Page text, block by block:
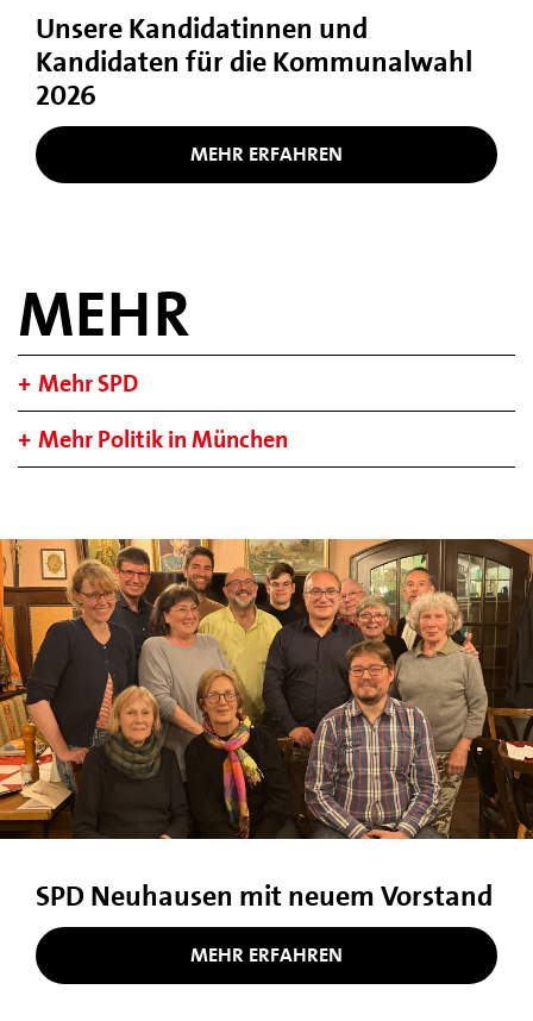
Unsere Kandidatinnen und
Kandidaten für die Kommunalwahl
2026
MEHR ERFAHREN
MEHR
Mehr SPD
Mehr Politik in München
SPD Neuhausen mit neuem Vorstand
MEHR ERFAHREN